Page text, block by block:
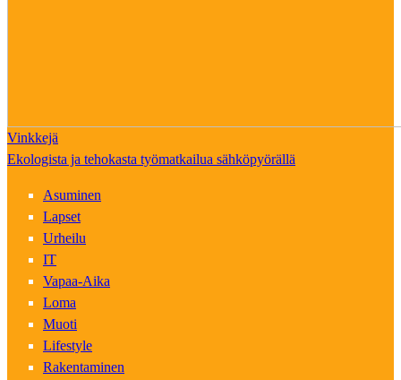
Vinkkejä
Ekologista ja tehokasta työmatkailua sähköpyörällä
Asuminen
Lapset
Urheilu
IT
Vapaa-Aika
Loma
Muoti
Lifestyle
Rakentaminen